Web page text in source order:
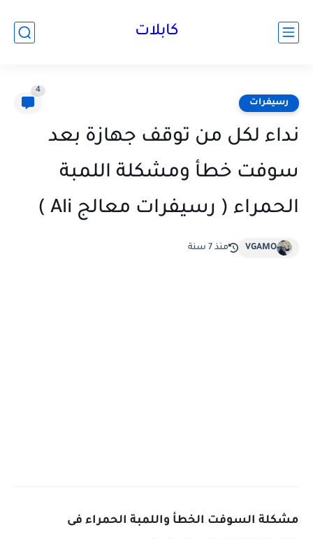
كابلات
رسيفرات
4
نداء لكل من توقف جهازة بعد
سوفت خطأ ومشكلة اللمبة
الحمراء ( رسيفرات معالج Ali )
VGAMO منذ 7 سنة
مشكلة السوفت الخطأ واللمبة الحمراء فى